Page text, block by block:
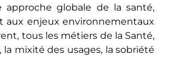
globale de la santé,
aux enjeux environnementaux
tous les métiers de la Santé,
mixité des usages, la sobriété